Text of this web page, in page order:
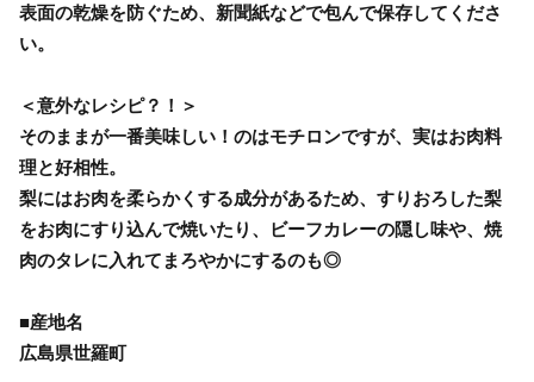
表面の乾燥を防ぐため、新聞紙などで包んで保存してくださ
い。
＜意外なレシピ？！＞
そのままが一番美味しい！のはモチロンですが、実はお肉料
理と好相性。
梨にはお肉を柔らかくする成分があるため、すりおろした梨
をお肉にすり込んで焼いたり、ビーフカレーの隠し味や、焼
肉のタレに入れてまろやかにするのも◎
■産地名
広島県世羅町